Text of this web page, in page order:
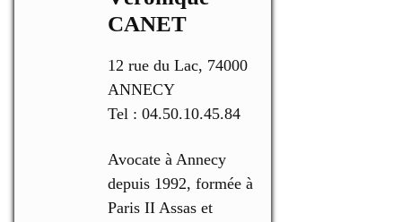
CANET
12 rue du Lac, 74000
ANNECY
Tel : 04.50.10.45.84
Avocate à Annecy
depuis 1992, formée à
Paris II Assas et